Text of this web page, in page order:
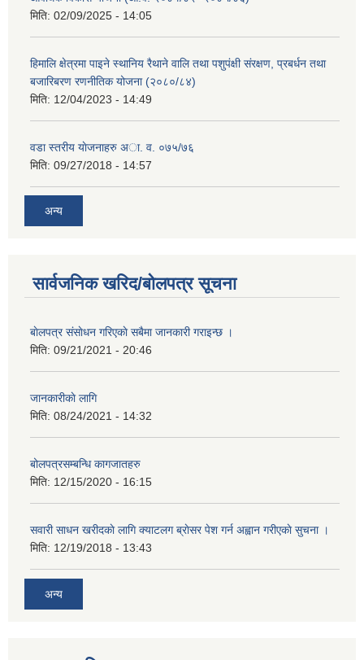
मिति: 02/09/2025 - 14:05
हिमालि क्षेत्रमा पाइने स्थानिय रैथाने वालि तथा पशुपंक्षी संरक्षण, प्रबर्धन तथा
बजारिबरण रणनीतिक योजना (२०८०/८४)
मिति: 12/04/2023 - 14:49
वडा स्तरीय याेजनाहरु अा. व. ०७५/७६
मिति: 09/27/2018 - 14:57
अन्य
सार्वजनिक खरिद/बोलपत्र सूचना
बाेलपत्र संसाेधन गरिएकाे सबैमा जानकारी गराइन्छ ।
मिति: 09/21/2021 - 20:46
जानकारीकाे लागि
मिति: 08/24/2021 - 14:32
बोलपत्रसम्बन्धि कागजातहरु
मिति: 12/15/2020 - 16:15
सवारी साधन खरीदकाे लागि क्याटलग ब्राेसर पेश गर्न अह्वान गरीएकाे सुचना ।
मिति: 12/19/2018 - 13:43
अन्य